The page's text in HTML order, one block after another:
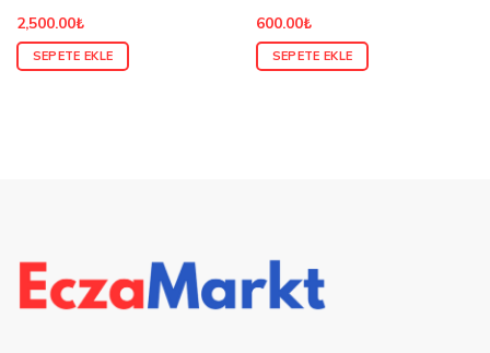
2,500.00₺
SEPETE EKLE
600.00₺
SEPETE EKLE